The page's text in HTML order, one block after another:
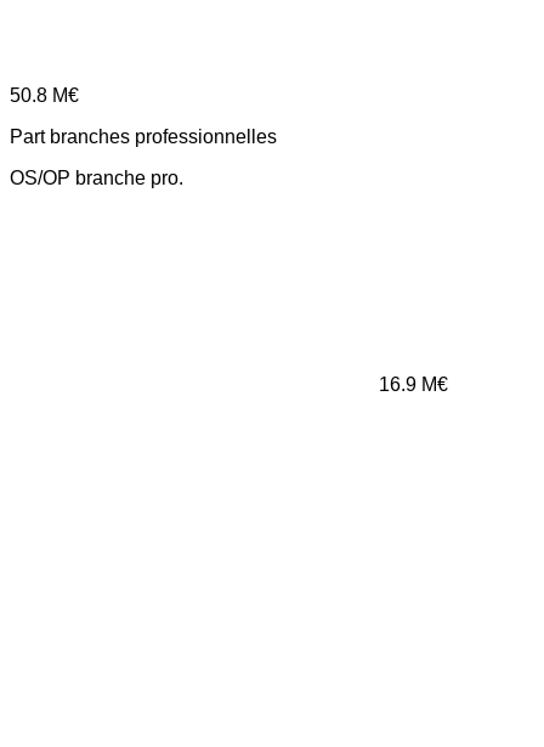
50.8 M€
Part branches professionnelles
OS/OP branche pro.
16.9 M€